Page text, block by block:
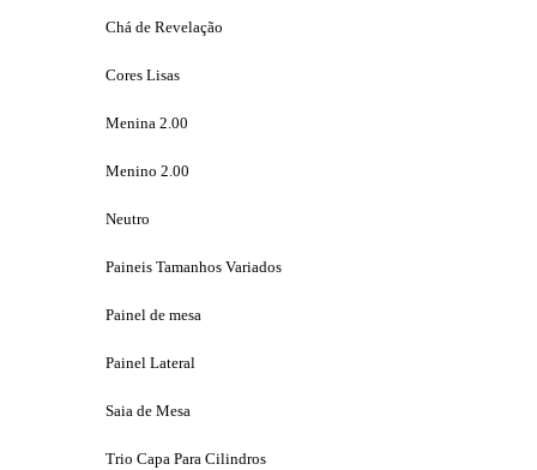
Chá de Revelação
Cores Lisas
Menina 2.00
Menino 2.00
Neutro
Paineis Tamanhos Variados
Painel de mesa
Painel Lateral
Saia de Mesa
Trio Capa Para Cilindros